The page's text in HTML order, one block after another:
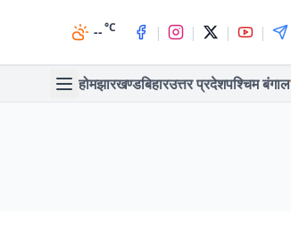
--°C | | | |
होमझारखण्डबिहारउत्तर प्रदेशपश्चिम बंगाल